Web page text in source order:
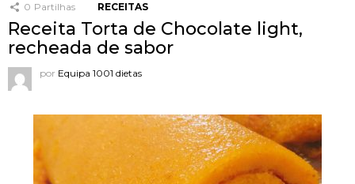
0 Partilhas RECEITAS
Receita Torta de Chocolate light,
recheada de sabor
por Equipa 1001 dietas